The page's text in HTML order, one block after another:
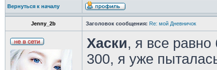
Вернуться к началу
Jenny_2b Заголовок сообщения: Re: мой Дневничок
Хаски, я все
300, я уже